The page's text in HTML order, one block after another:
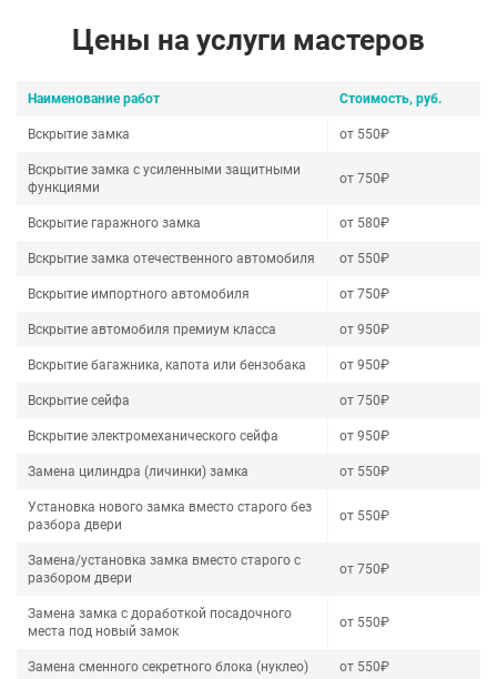
Цены на услуги мастеров
Наименование работ Стоимость, руб.
Вскрытие замка от 550₽
Вскрытие замка с усиленными защитными
функциями
от 750₽
Вскрытие гаражного замка от 580₽
Вскрытие замка отечественного автомобиля от 550₽
Вскрытие импортного автомобиля от 750₽
Вскрытие автомобиля премиум класса от 950₽
Вскрытие багажника, капота или бензобака от 950₽
Вскрытие сейфа от 750₽
Вскрытие электромеханического сейфа от 950₽
Замена цилиндра (личинки) замка от 550₽
Установка нового замка вместо старого без
разбора двери
от 550₽
Замена/установка замка вместо старого с
разбором двери
от 750₽
Замена замка с доработкой посадочного
места под новый замок
от 550₽
Замена сменного секретного блока (нуклео) от 550₽